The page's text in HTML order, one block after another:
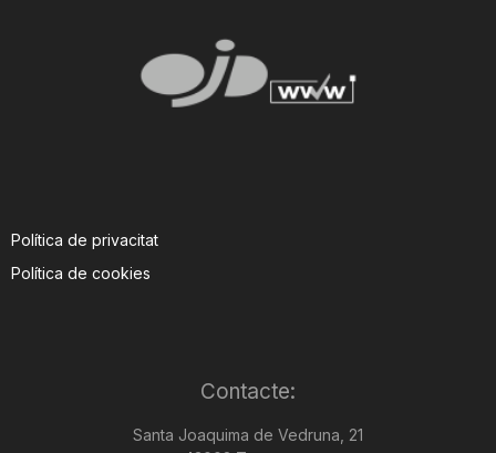
Política de privacitat
Política de cookies
Contacte:
Santa Joaquima de Vedruna, 21